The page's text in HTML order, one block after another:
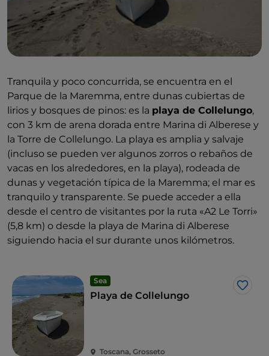
Tranquila y poco concurrida, se encuentra en el
Parque de la Maremma, entre dunas cubiertas de
lirios y bosques de pinos: es la playa de Collelungo,
con 3 km de arena dorada entre Marina di Alberese y
la Torre de Collelungo. La playa es amplia y salvaje
(incluso se pueden ver algunos zorros o rebaños de
vacas en los alrededores, en la playa), rodeada de
dunas y vegetación típica de la Maremma; el mar es
tranquilo y transparente. Se puede acceder a ella
desde el centro de visitantes por la ruta «A2 Le Torri»
(5,8 km) o desde la playa de Marina di Alberese
siguiendo hacia el sur durante unos kilómetros.
Sea
Me
Playa de Collelungo
Toscana, Grosseto